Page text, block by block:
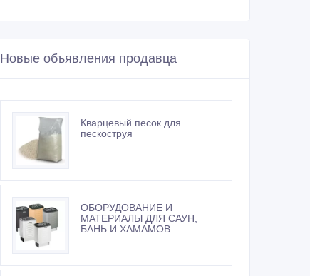
Новые объявления продавца
Кварцевый песок для
пескоструя
ОБОРУДОВАНИЕ И
МАТЕРИАЛЫ ДЛЯ САУН,
БАНЬ И ХАМАМОВ.